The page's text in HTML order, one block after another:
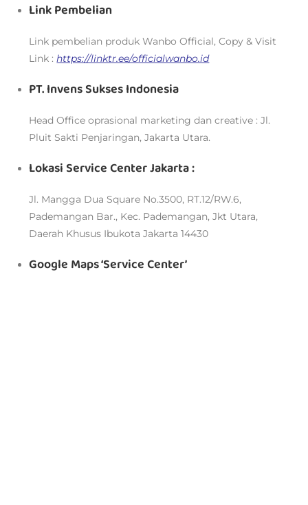
Link Pembelian
Link pembelian produk Wanbo Official, Copy & Visit
Link :https://linktr.ee/officialwanbo.id
PT. Invens Sukses Indonesia
Head Office oprasional marketing dan creative : Jl.
Pluit Sakti Penjaringan, Jakarta Utara.
Lokasi Service Center Jakarta :
Jl. Mangga Dua Square No.3500, RT.12/RW.6,
Pademangan Bar., Kec. Pademangan, Jkt Utara,
Daerah Khusus Ibukota Jakarta 14430
Google Maps ‘Service Center’